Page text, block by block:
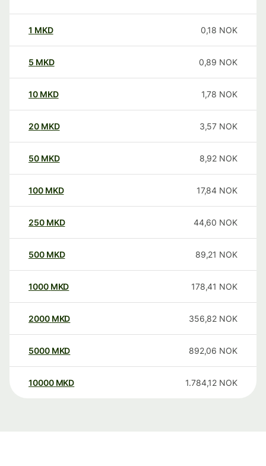
1 MKD 0,18 NOK
5 MKD 0,89 NOK
10 MKD 1,78 NOK
20 MKD 3,57 NOK
50 MKD 8,92 NOK
100 MKD 17,84 NOK
250 MKD 44,60 NOK
500 MKD 89,21 NOK
1000 MKD 178,41 NOK
2000 MKD 356,82 NOK
5000 MKD 892,06 NOK
10000 MKD 1.784,12 NOK